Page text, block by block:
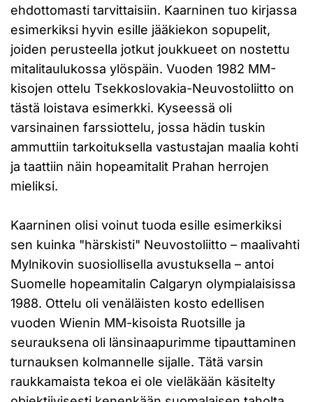
ehdottomasti tarvittaisiin. Kaarninen tuo kirjassa
esimerkiksi hyvin esille jääkiekon sopupelit,
joiden perusteella jotkut joukkueet on nostettu
mitalitaulukossa ylöspäin. Vuoden 1982 MM-
kisojen ottelu Tsekkoslovakia-Neuvostoliitto on
tästä loistava esimerkki. Kyseessä oli
varsinainen farssiottelu, jossa hädin tuskin
ammuttiin tarkoituksella vastustajan maalia kohti
ja taattiin näin hopeamitalit Prahan herrojen
mieliksi.
Kaarninen olisi voinut tuoda esille esimerkiksi
sen kuinka "härskisti" Neuvostoliitto – maalivahti
Mylnikovin suosiollisella avustuksella – antoi
Suomelle hopeamitalin Calgaryn olympialaisissa
1988. Ottelu oli venäläisten kosto edellisen
vuoden Wienin MM-kisoista Ruotsille ja
seurauksena oli länsinaapurimme tipauttaminen
turnauksen kolmannelle sijalle. Tätä varsin
raukkamaista tekoa ei ole vieläkään käsitelty